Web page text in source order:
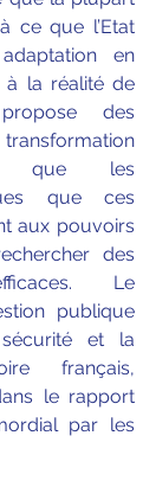
ce que l’Etat
en
à la réalité de
des
que les
que ces
aux pouvoirs
des
Le
publique
ité et la
français,
le rapport
par les